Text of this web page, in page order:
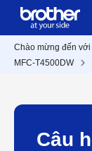
Chào mừng đến
MFC-T4500DW
Câu